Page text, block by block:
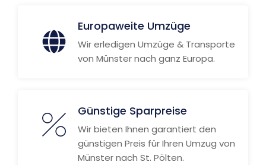
Europaweite Umzüge
Wir erledigen Umzüge & Transporte
von Münster nach ganz Europa.
Günstige Sparpreise
Wir bieten Ihnen garantiert den
günstigen Preis für Ihren Umzug von
Münster nach St. Pölten.